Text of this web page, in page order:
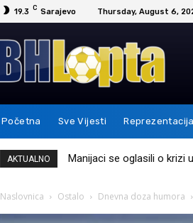
19.3 C Sarajevo Thursday, August 6,
Početna Sve Vijesti
AKTUALNO Messi je ovim potezom
Naslovnica Ostalo Dnevna doza humora